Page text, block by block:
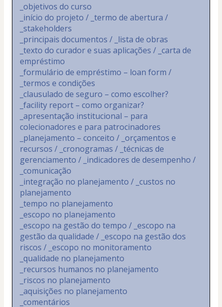
_objetivos do curso
_início do projeto / _termo de abertura /
_stakeholders
_principais documentos / _lista de obras
_texto do curador e suas aplicações / _carta de
empréstimo
_formulário de empréstimo – loan form /
_termos e condições
_clausulado de seguro – como escolher?
_facility report – como organizar?
_apresentação institucional – para
colecionadores e para patrocinadores
_planejamento – conceito / _orçamentos e
recursos / _cronogramas / _técnicas de
gerenciamento / _indicadores de desempenho /
_comunicação
_integração no planejamento / _custos no
planejamento
_tempo no planejamento
_escopo no planejamento
_escopo na gestão do tempo / _escopo na
gestão da qualidade / _escopo na gestão dos
riscos / _escopo no monitoramento
_qualidade no planejamento
_recursos humanos no planejamento
_riscos no planejamento
_aquisições no planejamento
_comentários